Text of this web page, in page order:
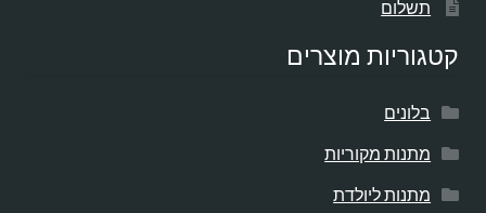
תשלום
קטגוריות מוצרים
בלונים
מתנות מקוריות
מתנות ליולדת